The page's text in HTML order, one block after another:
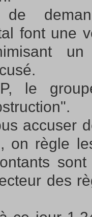
font une
un
le
accuser
on règle
des